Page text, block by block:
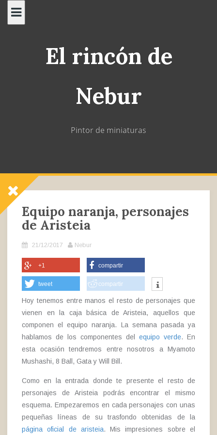
El rincón de
Nebur
Pintor de miniaturas
Equipo naranja, personajes
de Aristeia
21/12/2017 Nebur
+1 compartir
tweet compartir
Hoy tenemos entre manos el resto de personajes que
vienen en la caja básica de Aristeia, aquellos que
componen el equipo naranja. La semana pasada ya
hablamos de los componentes del equipo verde. En
esta ocasión tendremos entre nosotros a Myamoto
Mushashi, 8 Ball, Gata y Will Bill.
Como en la entrada donde te presente el resto de
personajes de Aristeia podrás encontrar el mismo
esquema. Empezaremos en cada personajes con unas
pequeñas líneas de su trasfondo obtenidas de la
página oficial de aristeia. Mis impresiones sobre el